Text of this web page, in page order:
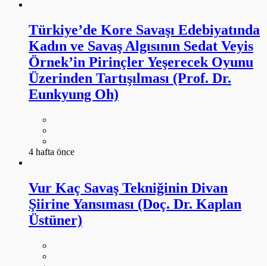
Türkiye’de Kore Savaşı Edebiyatında
Kadın ve Savaş Algısının Sedat Veyis
Örnek’in Pirinçler Yeşerecek Oyunu
Üzerinden Tartışılması (Prof. Dr.
Eunkyung Oh)
4 hafta önce
Vur Kaç Savaş Tekniğinin Divan
Şiirine Yansıması (Doç. Dr. Kaplan
Üstüner)